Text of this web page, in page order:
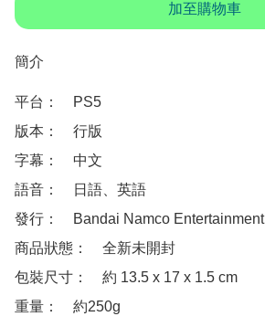
加至購物車
簡介
平台：　PS5
版本：　行版
字幕：　中文
語音：　日語、英語
發行：　Bandai Namco Entertainment
商品狀態：　全新未開封
包裝尺寸：　約 13.5 x 17 x 1.5 cm
重量：　約250g